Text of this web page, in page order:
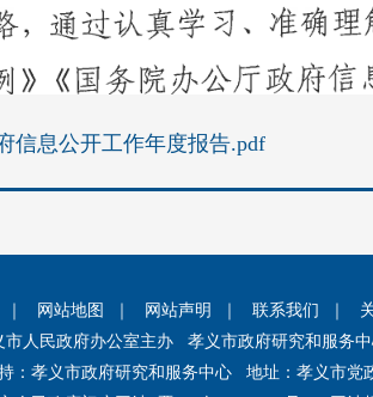
信息公开工作年度报告.pdf
网站地图 网站声明 联系我们
市人民政府办公室主办 孝义市政府研究和服务
：孝义市政府研究和服务中心 地址：孝义市党